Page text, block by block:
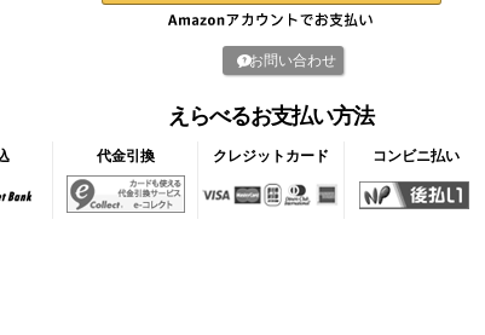
お問い合わせ
えらべるお支払い方法
代金引換 クレジットカード コンビニ払い